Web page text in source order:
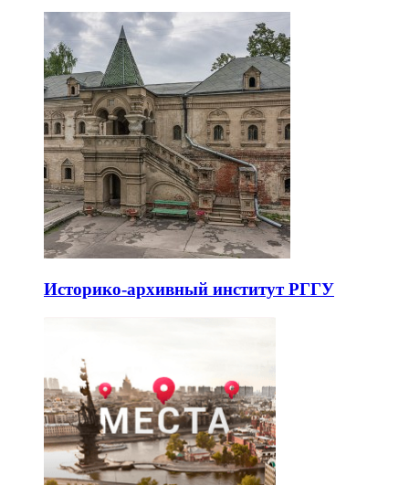
Историко-архивный институт РГГУ